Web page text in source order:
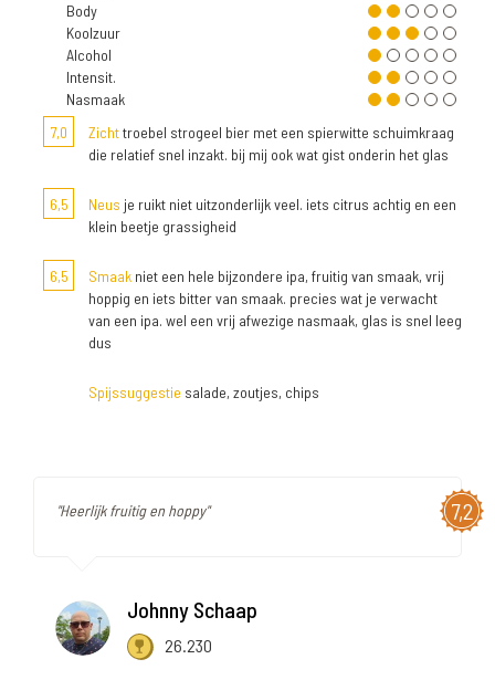
Body
Koolzuur
Alcohol
Intensit.
Nasmaak
7,0
Zichttroebel strogeel bier met een spierwitte schuimkraag
die relatief snel inzakt. bij mij ook wat gist onderin het glas
6,5 Neus je ruikt niet uitzonderlijk veel. iets citrus achtig en een
klein beetje grassigheid
6,5 Smaak niet een hele bijzondere ipa, fruitig van smaak, vrij
hoppig en iets bitter van smaak. precies wat je verwacht
van een ipa. wel een vrij afwezige nasmaak, glas is snel leeg
dus
Spijssuggestie salade, zoutjes, chips
7,2
"Heerlijk fruitig en hoppy"
Johnny Schaap
26.230